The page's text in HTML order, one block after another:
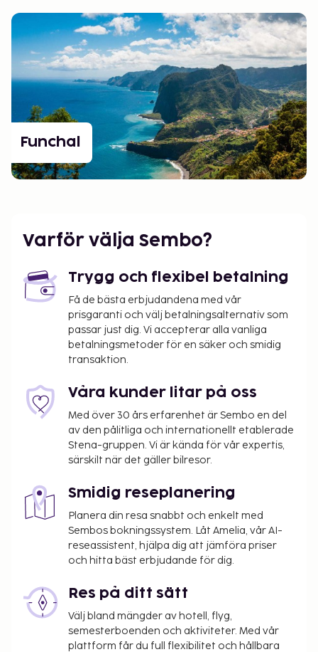
Funchal
Varför välja Sembo?
Trygg och flexibel betalning
Få de bästa erbjudandena med vår
prisgaranti och välj betalningsalternativ som
passar just dig. Vi accepterar alla vanliga
betalningsmetoder för en säker och smidig
transaktion.
Våra kunder litar på oss
Med över 30 års erfarenhet är Sembo en del
av den pålitliga och internationellt etablerade
Stena-gruppen. Vi är kända för vår expertis,
särskilt när det gäller bilresor.
Smidig reseplanering
Planera din resa snabbt och enkelt med
Sembos bokningssystem. Låt Amelia, vår AI-
reseassistent, hjälpa dig att jämföra priser
och hitta bäst erbjudande för dig.
Res på ditt sätt
Välj bland mängder av hotell, flyg,
semesterboenden och aktiviteter. Med vår
plattform får du full flexibilitet och hållbara